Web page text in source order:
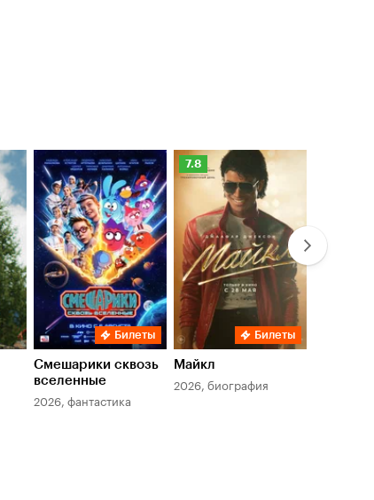
Билеты
Смешарики сквозь
вселенные
2026, фантастика
Рейтинг
Кинопоиска
7.8
Билеты
Майкл
2026, биография